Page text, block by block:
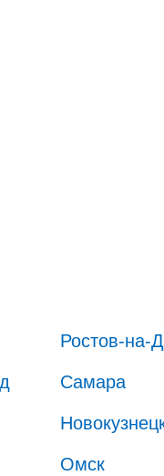
Ростов-на-
Самара
Омск